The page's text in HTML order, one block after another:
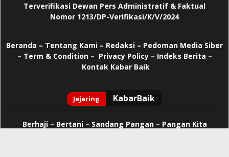
Terverifikasi Dewan Pers Administratif & Faktual
Nomor 1213/DP-Verifikasi/K/V/2024
Beranda – Tentang Kami – Redaksi – Pedoman Media Siber
– Term & Condition – Privacy Policy– Indeks Berita –
Kontak Kabar Baik
Berhaji– Bertani – Sandang Pangan – Pangan Kita